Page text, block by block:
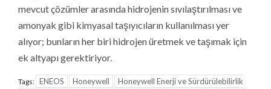
mevcut çözümler arasında hidrojenin sıvılaştırılması ve
amonyak gibi kimyasal taşıyıcıların kullanılması yer
alıyor; bunların her biri hidrojen üretmek ve taşımak için
ek altyapı gerektiriyor.
Tags: ENEOS Honeywell
Honeywell Enerji ve Sürdürülebilirlik